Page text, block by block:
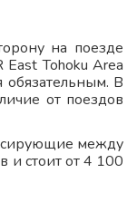
на поезде
East Tohoku Area
обязательным. В
от поездов
между
и стоит от 4 100